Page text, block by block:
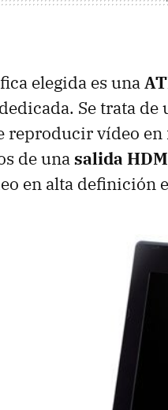
elegida es una
Se trata
reproducir vídeo
de unasalida
en alta definición